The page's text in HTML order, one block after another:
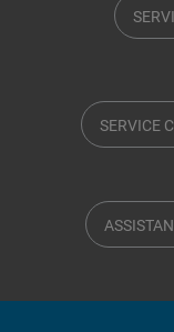
SERVICE